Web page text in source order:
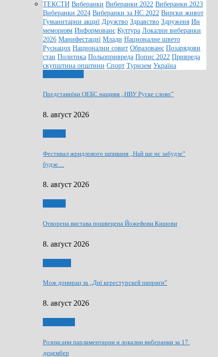
ТЕКСТИ Виберанки Виберанки 2022 Виберанки 2023
Виберанки 2024 Виберанки за НС 2022 Вирски живот
Гуманитарни акциї Дружтво Здравство Здруженя Ин
мемориям Информованє Култура Локални виберанки
2026 Манифестациї Млади Националне швето
Руснацох Национални совит Образованє Позарядови
стан Политика Польопривреда Попис 2022 Привреда
скупштина општини Спорт Туризем Україна
Представнїки ОЕБС нащивя „НВУ Руске слово”
8. авґуст 2026
Фестивал жридлового шпиваня „Най ше нє забудзе”
будзе…
8. авґуст 2026
Отворена вистава пошвецена Йожефови Кишови
8. авґуст 2026
Мож донирац за „Днї керестурскей паприґи”
8. авґуст 2026
Розписани парламентарни и локални виберанки за 17.
децембер